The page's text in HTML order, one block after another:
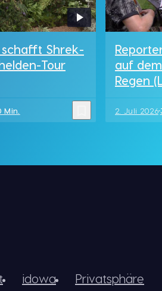
Shrek-
Tour
auf
Regen
2. Juli 2026
idowa Privatsphäre